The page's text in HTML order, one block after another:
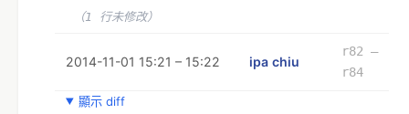
（1 行未修改）
2014-11-01 15:21 – 15:22 ipa chiu
r82 –
r84
顯示 diff